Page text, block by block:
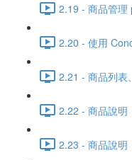
2.19 - 商品管理
2.20 - 使用
2.21 - 商品列表
2.22 - 商品說明
2.23 - 商品說明